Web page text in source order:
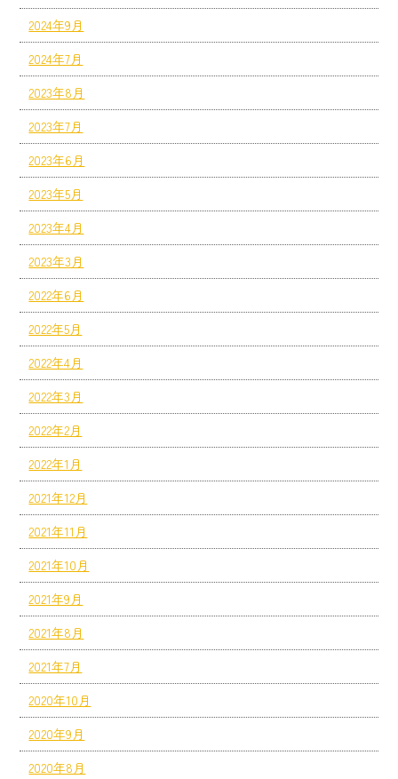
2024年9月
2024年7月
2023年8月
2023年7月
2023年6月
2023年5月
2023年4月
2023年3月
2022年6月
2022年5月
2022年4月
2022年3月
2022年2月
2022年1月
2021年12月
2021年11月
2021年10月
2021年9月
2021年8月
2021年7月
2020年10月
2020年9月
2020年8月